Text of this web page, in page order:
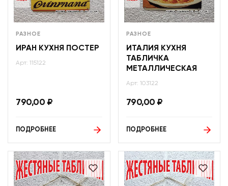
РАЗНОЕ
ИРАН КУХНЯ ПОСТЕР
Арт: 115122
790,00 ₽
ПОДРОБНЕЕ
РАЗНОЕ
ИТАЛИЯ КУХНЯ
ТАБЛИЧКА
МЕТАЛЛИЧЕСКАЯ
Арт: 103122
790,00 ₽
ПОДРОБНЕЕ